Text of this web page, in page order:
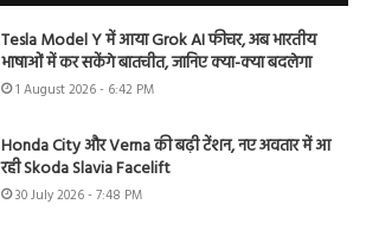
Tesla Model Y में आया Grok AI फीचर, अब भारतीय
भाषाओं में कर सकेंगे बातचीत, जानिए क्या-क्या बदलेगा
1 August 2026 - 6:42 PM
Honda City और Verna की बढ़ी टेंशन, नए अवतार में आ
रही Skoda Slavia Facelift
30 July 2026 - 7:48 PM